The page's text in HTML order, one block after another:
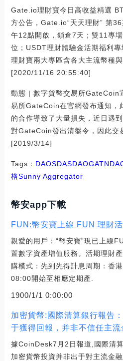
Gate.io理財寶今日高收益精選
方公告，Gate.io“天天理財” 第
午12點開啟，鎖倉7天；雙11專
位；USDT理財體驗金活期福利
理財寶兩大專區含各大主流幣種
[2020/11/16 20:55:40]
動態 | 數字貨幣交易所GateCoin
易所GateCoin在官網發布通知，
的合作導致了大量損失，近日遇
對GateCoin發出清盤令，因此交
[2019/3/14]
Tags： DAOSDASDAOGAT
格Sunny Aggregator
幣安app下載
FUN:幣安寶上線 FUN 理財
親愛的用戶：“幣安寶”現已上線
置數字資產增值服務。活期理財
購模式：先到先得計息周期：香
08:00開始至相應定期產.
1900/1/1 0:00:00
加密貨幣:國際清算銀行報告
于獲得回報，并非不信任主流
據CoinDesk7月2日報道,國際清
加密貨幣投資并非出于對主流金